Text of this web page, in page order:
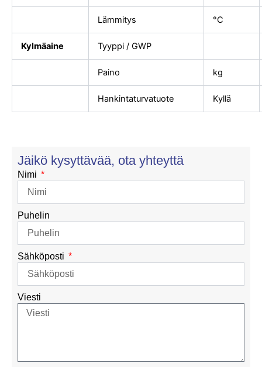
Lämmitys °C
Kylmäaine Tyyppi / GWP
Paino kg
Hankintaturvatuote Kyllä
Jäikö kysyttävää, ota yhteyttä
Nimi
Puhelin
Sähköposti
Viesti